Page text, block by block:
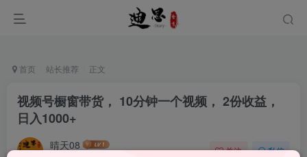
首页 站长推荐 正文
视频号橱窗带货， 10分钟一个视频， 2份收益，
日入1000+
晴天08 关注 私信